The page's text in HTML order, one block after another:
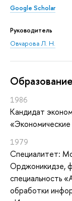
Google Scholar
Руководитель
Овчарова Л. Н.
1986
Кандидат
«Экономические
1979
Специалитет:
Орджоникидзе,
специальность
обработки